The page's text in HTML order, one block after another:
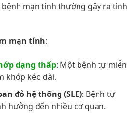
mạn tính thường gây ra tình
mạn tính:
dạng thấp: Một bệnh tự miễn
khớp kéo dài.
đỏ hệ thống (SLE): Bệnh tự
hưởng đến nhiều cơ quan.